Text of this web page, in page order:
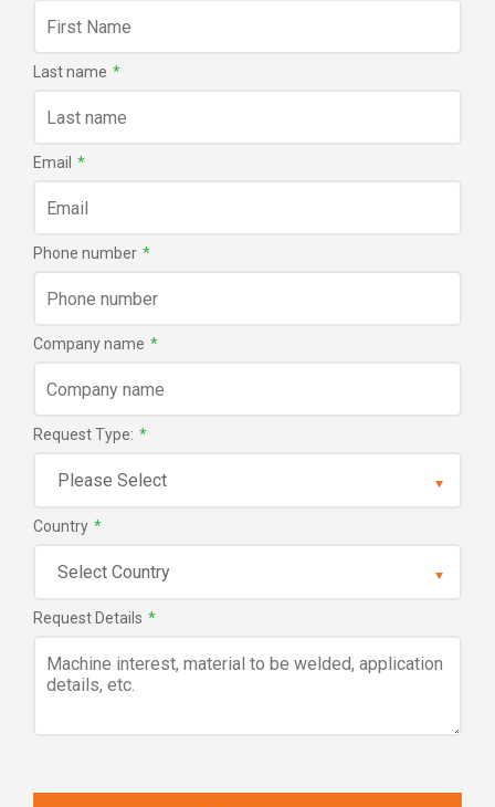
Last name *
Email *
Phone number *
Company name *
Request Type: *
Country *
Request Details *